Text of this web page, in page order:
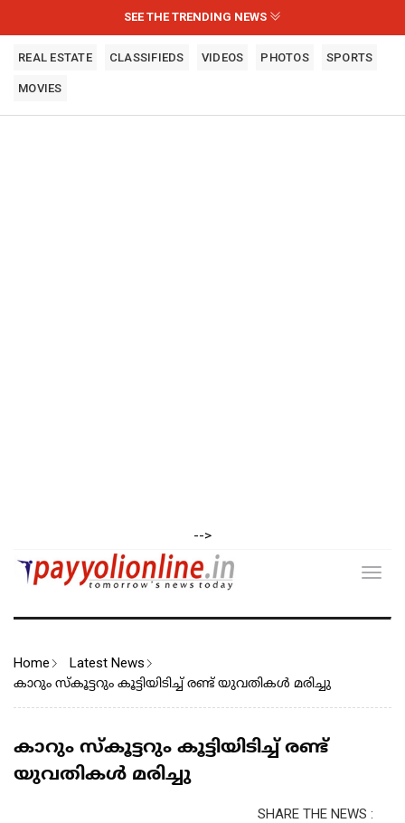
SEE THE TRENDING NEWS
REAL ESTATE CLASSIFIEDS VIDEOS PHOTOS SPORTS
MOVIES
-->
Home Latest News
കാറും സ്കൂട്ടറും കൂട്ടിയിടിച്ച് രണ്ട് യുവതികൾ മരിച്ചു
കാറും സ്കൂട്ടറും കൂട്ടിയിടിച്ച് രണ്ട്
യുവതികൾ മരിച്ചു
SHARE THE NEWS :